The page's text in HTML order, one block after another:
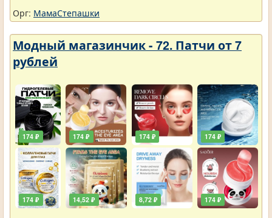
Орг: МамаСтепашки
Модный магазинчик - 72. Патчи от 7
рублей
174 ₽
174 ₽
174 ₽
14,52 ₽
174 ₽
8,72 ₽
174 ₽
174 ₽